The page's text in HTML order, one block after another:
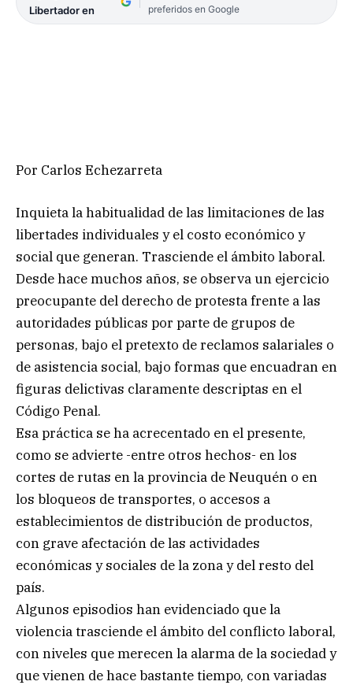
Libertador en
preferidos en Google
Por Carlos Echezarreta
Inquieta la habitualidad de las limitaciones de las
libertades individuales y el costo económico y
social que generan. Trasciende el ámbito laboral.
Desde hace muchos años, se observa un ejercicio
preocupante del derecho de protesta frente a las
autoridades públicas por parte de grupos de
personas, bajo el pretexto de reclamos salariales o
de asistencia social, bajo formas que encuadran en
figuras delictivas claramente descriptas en el
Código Penal.
Esa práctica se ha acrecentado en el presente,
como se advierte -entre otros hechos- en los
cortes de rutas en la provincia de Neuquén o en
los bloqueos de transportes, o accesos a
establecimientos de distribución de productos,
con grave afectación de las actividades
económicas y sociales de la zona y del resto del
país.
Algunos episodios han evidenciado que la
violencia trasciende el ámbito del conflicto laboral,
con niveles que merecen la alarma de la sociedad y
que vienen de hace bastante tiempo, con variadas